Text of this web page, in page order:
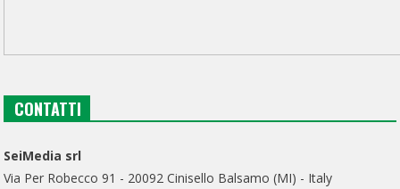
CONTATTI
SeiMedia srl
Via Per Robecco 91 - 20092 Cinisello Balsamo (MI) - Italy